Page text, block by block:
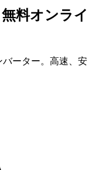
料オンライ
ーター。高速、安